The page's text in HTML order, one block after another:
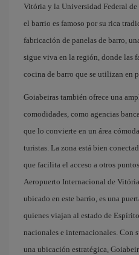
Vitória y la Universidad Federal de
el barrio es famoso por su rica
fabricación de panelas de barro,
sigue viva en la región, donde las
cocina de barro que se utilizan en
Goiabeiras también ofrece una
comodidades, como agencias
que lo convierte en un área
turistas. La zona está bien
que facilita el acceso a otros
Aeropuerto Internacional de
ubicado en este barrio, es una
quienes viajan al estado de
nacionales e internacionales. Con
una ubicación estratégica,